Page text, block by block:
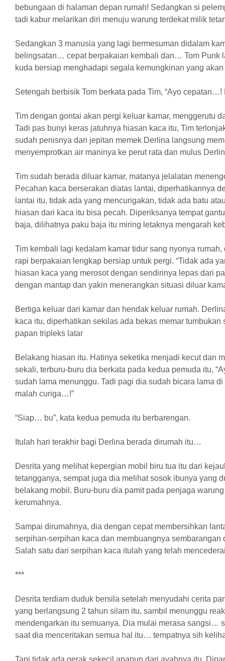
bebungaan di halaman depan rumah! Sedangkan si
tadi kabur melarikan diri menuju warung terdekat milik
Sedangkan 3 manusia yang lagi bermesuman didalam
belingsatan… cepat berpakaian kembali dan… Tom Punk
kuda bersiap menghadapi segala kemungkinan yang
Setengah berbisik Tom berkata pada Tim, “Ayo
Tim dengan gontai akan pergi keluar kamar, menggerutu
Tadi pas bunyi keras jatuhnya hiasan kaca itu, Tim
sudah penisnya dari jepitan memek Derlina langsung
menyemprotkan air maninya ke perut rata dan mulus
Tim sudah berada diluar kamar, matanya jelalatan
Pecahan kaca berserakan diatas lantai, diperhatikannya
lantai itu, tidak ada yang mencurigakan, tidak ada batu
hiasan dari kaca itu bisa pecah. Diperiksanya tempat
baja, dilihatnya paku baja itu miring letaknya mengarah
Tim kembali lagi kedalam kamar tidur sang nyonya
rapi berpakaian lengkap bersiap untuk pergi. “Tidak ada
hiasan kaca yang merosot dengan sendirinya lepas dari
dengan mantap dan yakin menerangkan situasi diluar
Bertiga keluar dari kamar dan hendak keluar rumah.
kaca itu, diperhatikan sekilas ada bekas memar
papan tripleks latar
Belakang hiasan itu. Hatinya seketika menjadi kecut dan
sekali, terburu-buru dia berkata pada kedua pemuda itu,
sudah lama menunggu. Tadi pagi dia sudah bicara lama
malah curiga…!”
“Siap… bu”, kata kedua pemuda itu berbarengan.
Itulah hari terakhir bagi Derlina berada dirumah itu…
Desrita yang melihat kepergian mobil biru tua itu dari
tetangganya, sempat juga dia melihat sosok ibunya yang
belakang mobil. Buru-buru dia pamit pada penjaga
kerumahnya.
Sampai dirumahnya, dia dengan cepat membersihkan
serpihan-serpihan kaca dan membuangnya
Salah satu dari serpihan kaca itulah yang telah
***
Desrita terdiam duduk bersila setelah menyudahi cerita
yang berlangsung 2 tahun silam itu, sambil menunggu
mendengarkan itu semuanya. Dia mulai merasa sangsi…
saat dia menceritakan semua hal itu… tempatnya sih
Tapi tidak ada gerak sekecil apapun dari ayahnya itu.